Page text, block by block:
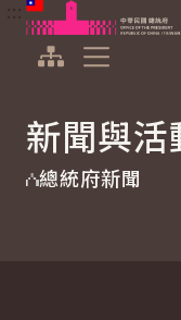
跳到主要內容
中華民國總統府
新聞與活
總統府新聞